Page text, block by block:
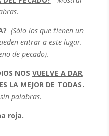
(Sólo los que tienen un
entrar a este lugar.
de pecado).
NOS VUELVE A DAR
LA MEJOR DE TODAS.
palabras.
roja.